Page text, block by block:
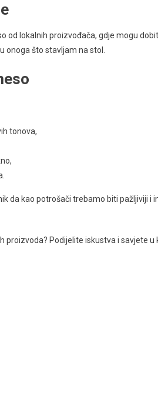
od lokalnih proizvođača, gdje mogu
onoga što stavljam na stol.
tonova,
da kao potrošači trebamo biti pažljiviji i
proizvoda? Podijelite iskustva i savjete